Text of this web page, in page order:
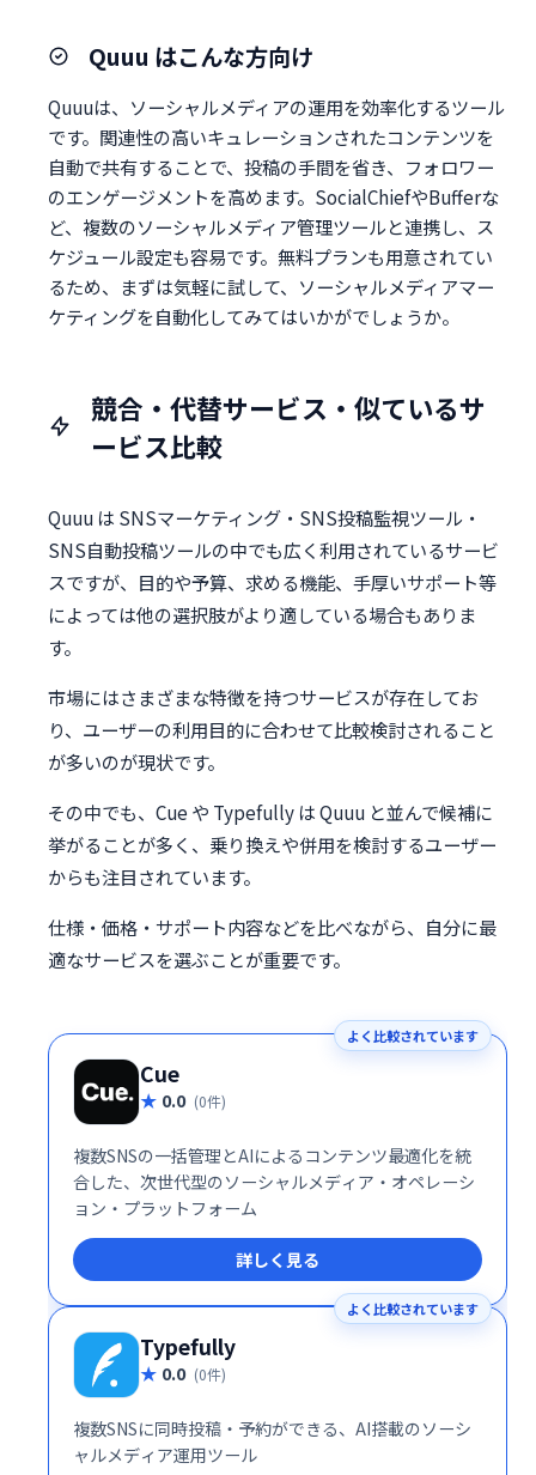
Quuu はこんな方向け
Quuuは、ソーシャルメディアの運用を効率化するツール
です。関連性の高いキュレーションされたコンテンツを
自動で共有することで、投稿の手間を省き、フォロワー
のエンゲージメントを高めます。SocialChiefやBufferな
ど、複数のソーシャルメディア管理ツールと連携し、ス
ケジュール設定も容易です。無料プランも用意されてい
るため、まずは気軽に試して、ソーシャルメディアマー
ケティングを自動化してみてはいかがでしょうか。
競合・代替サービス・似ているサ
ービス比較
Quuu は SNSマーケティング・SNS投稿監視ツール・
SNS自動投稿ツールの中でも広く利用されているサービ
スですが、目的や予算、求める機能、手厚いサポート等
によっては他の選択肢がより適している場合もありま
す。
市場にはさまざまな特徴を持つサービスが存在してお
り、ユーザーの利用目的に合わせて比較検討されること
が多いのが現状です。
その中でも、Cue や Typefully は Quuu と並んで候補に
挙がることが多く、乗り換えや併用を検討するユーザー
からも注目されています。
仕様・価格・サポート内容などを比べながら、自分に最
適なサービスを選ぶことが重要です。
よく比較されています
Cue
0.0 (0件)
複数SNSの一括管理とAIによるコンテンツ最適化を統
合した、次世代型のソーシャルメディア・オペレーシ
ョン・プラットフォーム
詳しく見る
よく比較されています
Typefully
0.0 (0件)
複数SNSに同時投稿・予約ができる、AI搭載のソーシ
ャルメディア運用ツール